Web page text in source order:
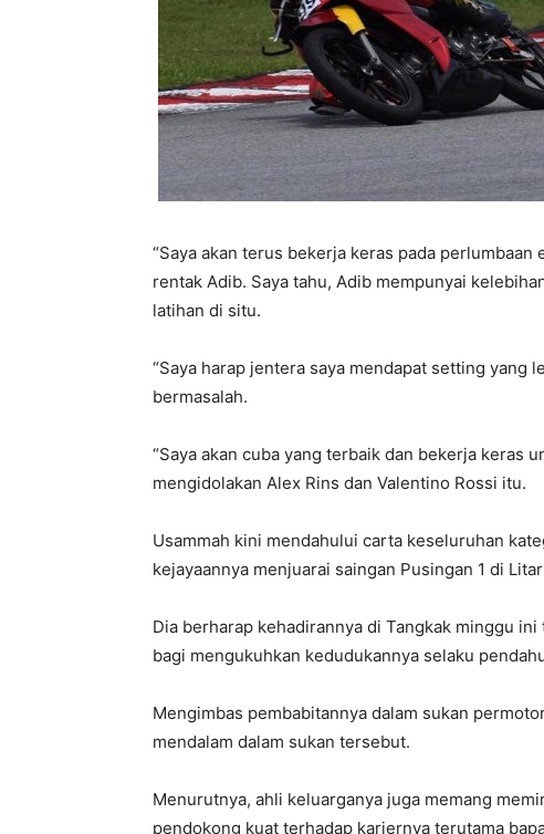
“Saya akan terus bekerja keras pada
rentak Adib. Saya tahu, Adib mempunyai
latihan di situ.
“Saya harap jentera saya mendapat setting yang
bermasalah.
“Saya akan cuba yang terbaik dan bekerja keras
mengidolakan Alex Rins dan Valentino Rossi itu.
Usammah kini mendahului carta keseluruhan
kejayaannya menjuarai saingan Pusingan 1 di
Dia berharap kehadirannya di Tangkak minggu
bagi mengukuhkan kedudukannya selaku
Mengimbas pembabitannya dalam sukan
mendalam dalam sukan tersebut.
Menurutnya, ahli keluarganya juga memang
pendokong kuat terhadap kariernya terutama